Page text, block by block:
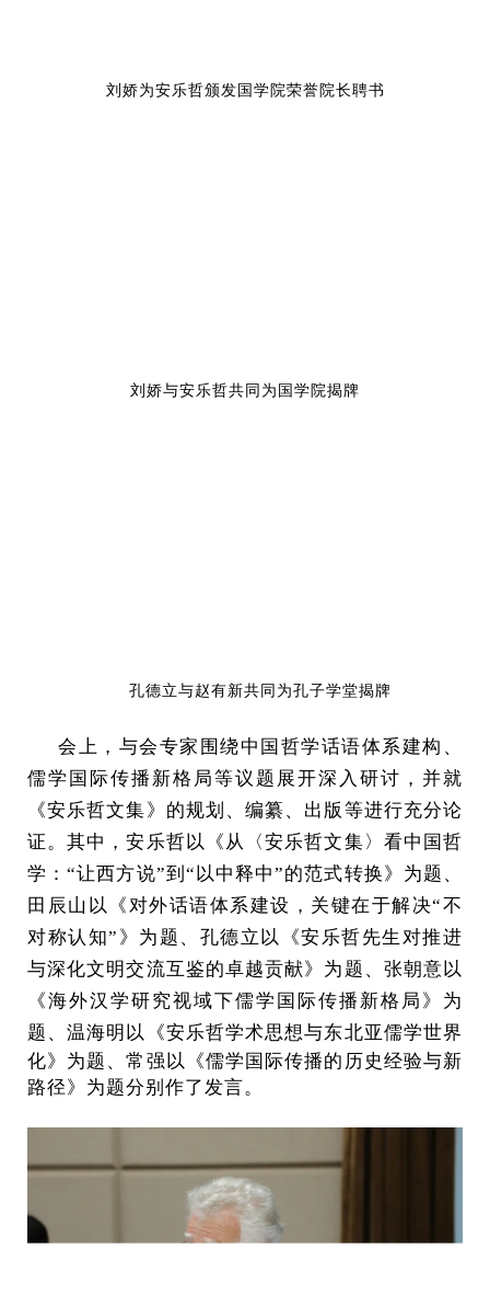
刘娇为安乐哲颁发国学院荣誉院长聘书
刘娇与安乐哲共同为国学院揭牌
孔德立与赵有新共同为孔子学堂揭牌
会上，与会专家围绕中国哲学话语体系建构、
儒学国际传播新格局等议题展开深入研讨，并就
《安乐哲文集》的规划、编纂、出版等进行充分论
证。其中，安乐哲以《从〈安乐哲文集〉看中国哲
学：“让西方说”到“以中释中”的范式转换》为题、
田辰山以《对外话语体系建设，关键在于解决“不
对称认知”》为题、孔德立以《安乐哲先生对推进
与深化文明交流互鉴的卓越贡献》为题、张朝意以
《海外汉学研究视域下儒学国际传播新格局》为
题、温海明以《安乐哲学术思想与东北亚儒学世界
化》为题、常强以《儒学国际传播的历史经验与新
路径》为题分别作了发言。